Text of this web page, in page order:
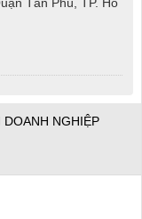
Tân Phú, TP. Hồ
NGHIỆP